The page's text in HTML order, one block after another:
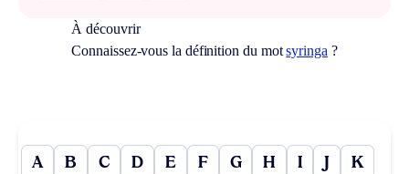
À découvrir
Connaissez-vous la définition du motsyringa ?
A B C D E F G H I J K